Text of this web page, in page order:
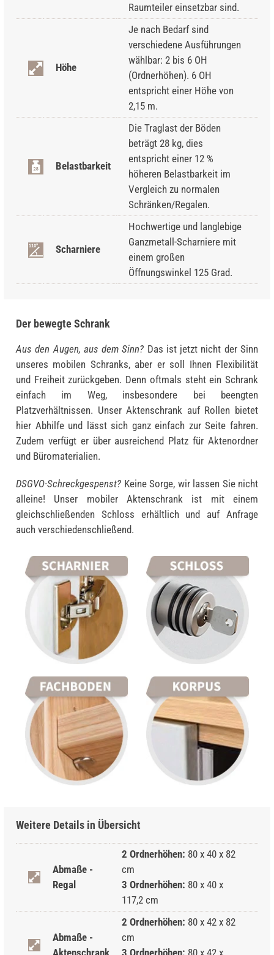
Raumteiler einsetzbar sind.
Höhe
Je nach Bedarf sind
verschiedene Ausführungen
wählbar: 2 bis 6 OH
(Ordnerhöhen). 6 OH
entspricht einer Höhe von
2,15 m.
Belastbarkeit
Die Traglast der Böden
beträgt 28 kg, dies
entspricht einer 12 %
höheren Belastbarkeit im
Vergleich zu normalen
Schränken/Regalen.
Scharniere
Hochwertige und langlebige
Ganzmetall-Scharniere mit
einem großen
Öffnungswinkel 125 Grad.
Der bewegte Schrank
Aus den Augen, aus dem Sinn? Das ist jetzt nicht der Sinn
unseres mobilen Schranks, aber er soll Ihnen Flexibilität
und Freiheit zurückgeben. Denn oftmals steht ein Schrank
einfach im Weg, insbesondere bei beengten
Platzverhältnissen. Unser Aktenschrank auf Rollen bietet
hier Abhilfe und lässt sich ganz einfach zur Seite fahren.
Zudem verfügt er über ausreichend Platz für Aktenordner
und Büromaterialien.
DSGVO-Schreckgespenst? Keine Sorge, wir lassen Sie nicht
alleine! Unser mobiler Aktenschrank ist mit einem
gleichschließenden Schloss erhältlich und auf Anfrage
auch verschiedenschließend.
Weitere Details in Übersicht
Abmaße -
Regal
2 Ordnerhöhen: 80 x 40 x 82
cm
3 Ordnerhöhen: 80 x 40 x
117,2 cm
Abmaße -
Aktenschrank
2 Ordnerhöhen: 80 x 42 x 82
cm
3 Ordnerhöhen: 80 x 42 x